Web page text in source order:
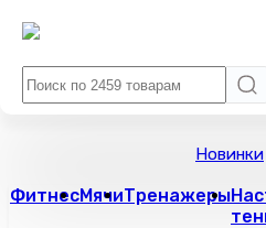
Новинки
ФитнесМячиТренажеры